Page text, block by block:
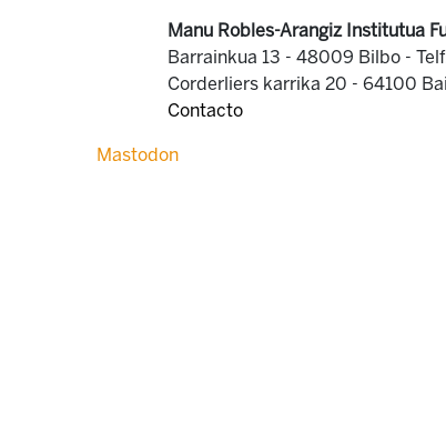
Manu Robles-Arangiz Institutua
Barrainkua 13 - 48009 Bilbo -
Corderliers karrika 20 - 64100
Contacto
Mastodon